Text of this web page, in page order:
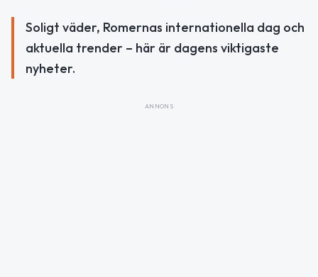
Soligt väder, Romernas internationella dag och
aktuella trender – här är dagens viktigaste
nyheter.
ANNONS